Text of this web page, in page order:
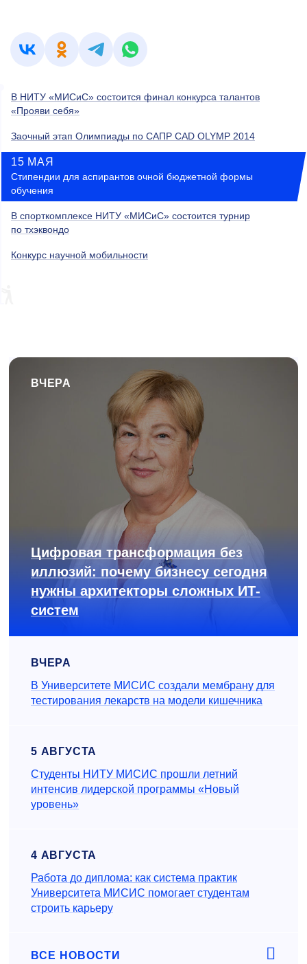
В НИТУ «МИСиС» состоится финал конкурса талантов
«Прояви себя»
Заочный этап Олимпиады по САПР CAD OLYMP 2014
15 МАЯ
Стипендии для аспирантов очной бюджетной формы
обучения
В спорткомплексе НИТУ «МИСиС» состоится турнир
по тхэквондо
Конкурс научной мобильности
ВЧЕРА
Цифровая трансформация без
иллюзий: почему бизнесу сегодня
нужны архитекторы сложных ИТ-
систем
ВЧЕРА
В Университете МИСИС создали мембрану для
тестирования лекарств на модели кишечника
5 АВГУСТА
Студенты НИТУ МИСИС прошли летний
интенсив лидерской программы «Новый
уровень»
4 АВГУСТА
Работа до диплома: как система практик
Университета МИСИС помогает студентам
строить карьеру
ВСЕ НОВОСТИ